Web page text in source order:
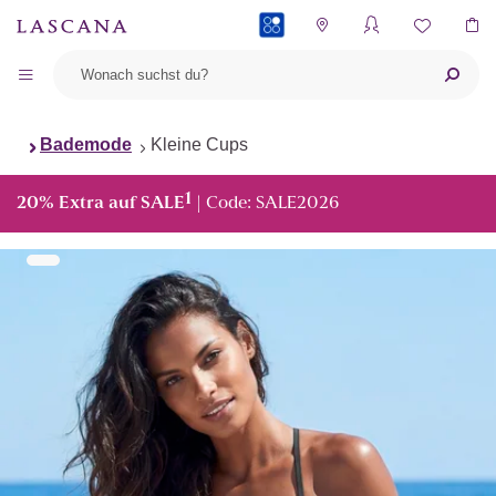
Bademode Kleine Cups
20% Extra auf SALE1 | Code: SALE2026